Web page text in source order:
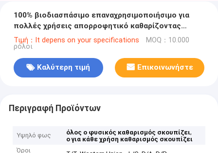
100% βιοδιασπάσιμο επαναχρησιμοποιήσιμο για
πολλές χρήσεις απορροφητικό καθαρίζοντας
ύφασμα 70pk υφασμάτων
Τιμή：It depens on your specifications MOQ：10.000
ρόλοι
Καλύτερη τιμή Επικοινωνήστε
Περιγραφή Προϊόντων
Υψηλό φως όλος ο φυσικός καθαρισμός σκουπίζει,
ο για κάθε χρήση καθαρισμός σκουπίζει
Όροι